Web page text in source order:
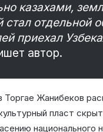
казахами,
стал отдельной
приехал
автор.
Жанибеков
пласт
национального